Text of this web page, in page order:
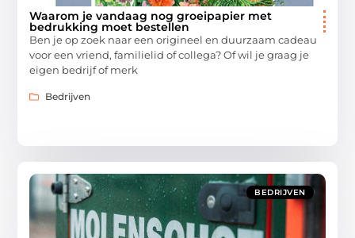
Waarom je vandaag nog groeipapier met
bedrukking moet bestellen
Ben je op zoek naar een origineel en duurzaam cadeau
voor een vriend, familielid of collega? Of wil je graag je
eigen bedrijf of merk
Bedrijven
BEDRIJVEN